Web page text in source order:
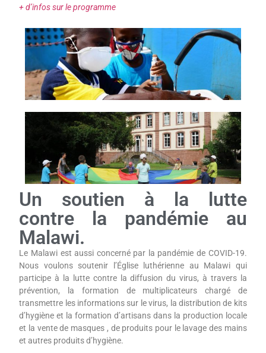
+ d’infos sur le programme
Un soutien à la lutte
contre la pandémie au
Malawi.
Le Malawi est aussi concerné par la pandémie de COVID-19.
Nous voulons soutenir l’Église luthérienne au Malawi qui
participe à la lutte contre la diffusion du virus, à travers la
prévention, la formation de multiplicateurs chargé de
transmettre les informations sur le virus, la distribution de kits
d’hygiène et la formation d’artisans dans la production locale
et la vente de masques , de produits pour le lavage des mains
et autres produits d’hygiène.